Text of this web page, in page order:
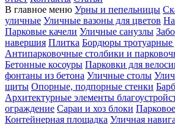
В главное меню Урны и пепельницы
уличные Уличные вазоны для цветов
Парковые качели Уличные санузлы
навершия Плитка Бордюры тротуарные
Антипарковочные столбики и
Бетонные косоуры Парковки для
фонтаны из бетона Уличные столы
щиты Опорные, подпорные стенки
Архитектурные элементы
ограждение Сараи и хоз блоки
Контейнерная площадка Уличная